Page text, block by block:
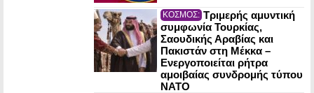
ΚΟΣΜΟΣ: Τριμερής αμυντική
συμφωνία Τουρκίας,
Σαουδικής Αραβίας και
Πακιστάν στη Μέκκα –
Ενεργοποιείται ρήτρα
αμοιβαίας συνδρομής τύπου
NATO